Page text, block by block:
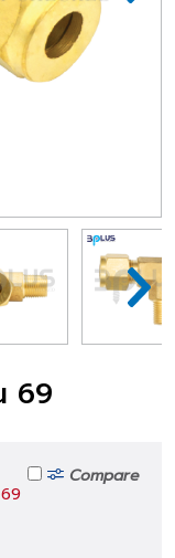
69
Compare